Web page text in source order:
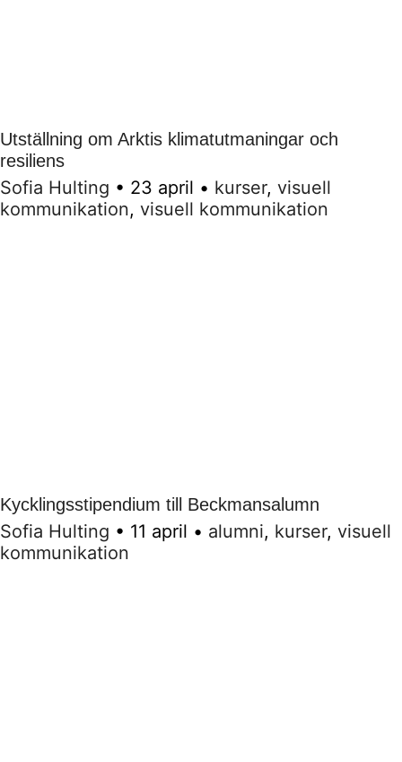
Utställning om Arktis klimatutmaningar och
resiliens
Sofia Hulting • 23 april • kurser, visuell
kommunikation, visuell kommunikation
Kycklingsstipendium till Beckmansalumn
Sofia Hulting • 11 april • alumni, kurser, visuell
kommunikation